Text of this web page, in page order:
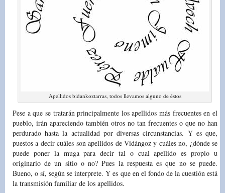
Apellidos bidankoztarras, todos llevamos alguno de éstos
Pese a que se tratarán principalmente los apellidos más frecuentes en el
pueblo, irán apareciendo también otros no tan frecuentes o que no han
perdurado hasta la actualidad por diversas circunstancias. Y es que,
puestos a decir cuáles son apellidos de Vidángoz y cuáles no, ¿dónde se
puede poner la muga para decir tal o cual apellido es propio u
originario de un sitio o no? Pues la respuesta es que no se puede.
Bueno, o sí, según se interprete. Y es que en el fondo de la cuestión está
la transmisión familiar de los apellidos.